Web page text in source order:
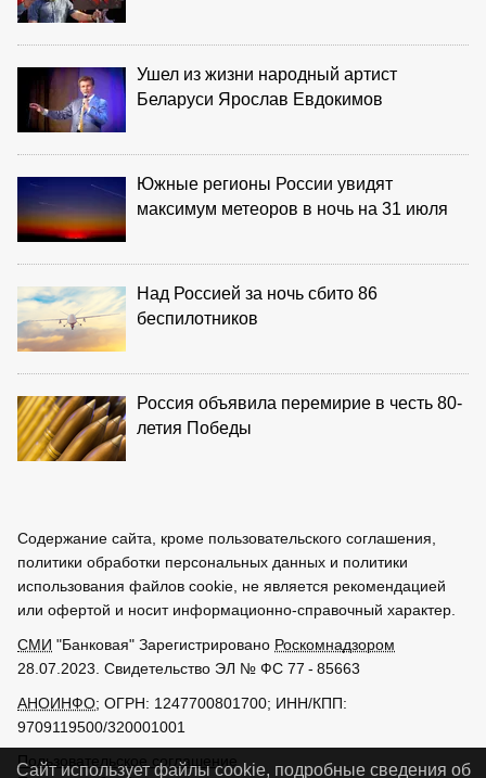
Ушел из жизни народный артист
Беларуси Ярослав Евдокимов
Южные регионы России увидят
максимум метеоров в ночь на 31 июля
Над Россией за ночь сбито 86
беспилотников
Россия объявила перемирие в честь 80-
летия Победы
Содержание сайта, кроме пользовательского соглашения,
политики обработки персональных данных и политики
использования файлов cookie, не является рекомендацией
или офертой и носит информационно-справочный характер.
СМИ "Банковая" Зарегистрировано Роскомнадзором
28.07.2023. Свидетельство ЭЛ № ФС 77 - 85663
АНОИНФО; ОГРН: 1247700801700; ИНН/КПП:
9709119500/320001001
Пользовательское соглашение
Сайт использует файлы cookie, подробные сведения об